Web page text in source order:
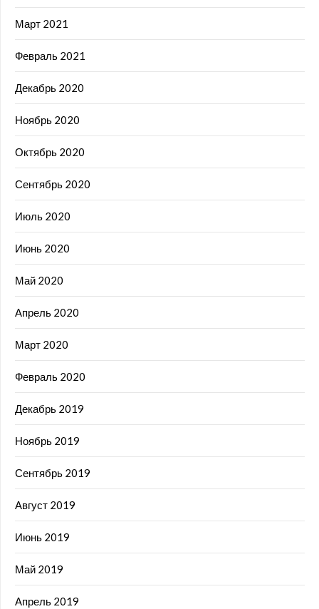
Март 2021
Февраль 2021
Декабрь 2020
Ноябрь 2020
Октябрь 2020
Сентябрь 2020
Июль 2020
Июнь 2020
Май 2020
Апрель 2020
Март 2020
Февраль 2020
Декабрь 2019
Ноябрь 2019
Сентябрь 2019
Август 2019
Июнь 2019
Май 2019
Апрель 2019